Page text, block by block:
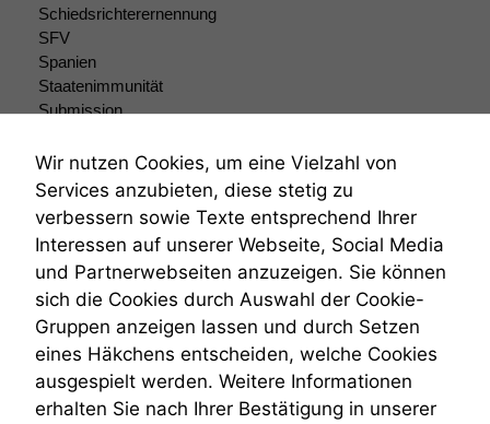
Schiedsrichterernennung
SFV
Spanien
Staatenimmunität
Submission
Teilungsklage
Venezuela
VRK
Wiederherstellungsanordnung
Zivilprozessordnung
ZPO
Zustellfiktion
Zuständigkeit
Öffentliches Personalrecht
Öffentlichkeitsprinzip
Wir nutzen Cookies, um eine Vielzahl von
Services anzubieten, diese stetig zu
verbessern sowie Texte entsprechend Ihrer
Interessen auf unserer Webseite, Social Media
und Partnerwebseiten anzuzeigen. Sie können
sich die Cookies durch Auswahl der Cookie-
Gruppen anzeigen lassen und durch Setzen
eines Häkchens entscheiden, welche Cookies
ausgespielt werden. Weitere Informationen
erhalten Sie nach Ihrer Bestätigung in unserer
zu 100%
Marketing
Wir speichern
anonyme Daten ab,
um interne
marketingtechnische
Auswertungen
durchführen zu
können. Diese helfen
uns, unsere Website
zu verbessern.